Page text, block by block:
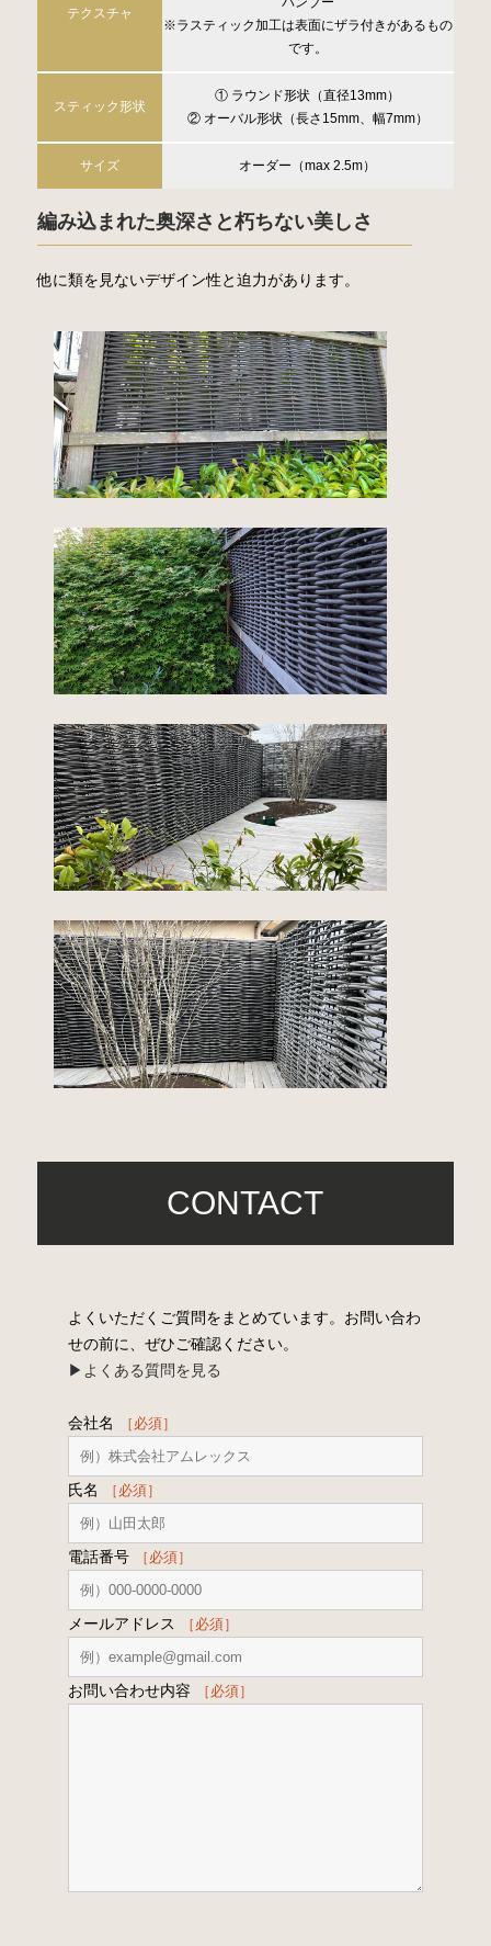
テクスチャ
※ラスティック加工は表面にザラ付きがあるもの
です。
スティック形状
① ラウンド形状（直径13mm）
② オーバル形状（長さ15mm、幅7mm）
サイズ オーダー（max 2.5m）
編み込まれた奥深さと朽ちない美しさ
他に類を見ないデザイン性と迫力があります。
CONTACT
よくいただくご質問をまとめています。お問い合わ
せの前に、ぜひご確認ください。
▶︎よくある質問を見る
会社名 ［必須］
氏名 ［必須］
電話番号 ［必須］
メールアドレス ［必須］
お問い合わせ内容 ［必須］